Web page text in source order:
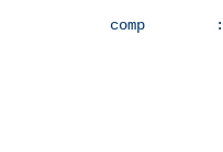
comp